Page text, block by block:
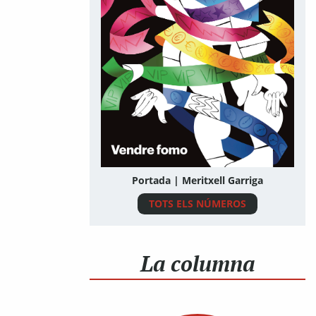
Portada | Meritxell Garriga
TOTS ELS NÚMEROS
La columna